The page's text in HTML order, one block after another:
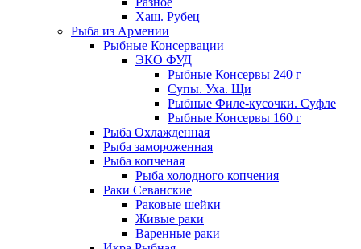
Хаш. Рубец
Рыба из Армении
Рыбные Консервации
ЭКО ФУД
Рыбные Консервы 240 г
Супы. Уха. Щи
Рыбные Филе-кусочки. Суфле
Рыбные Консервы 160 г
Рыба Охлажденная
Рыба замороженная
Рыба копченая
Рыба холодного копчения
Раки Севанские
Раковые шейки
Живые раки
Варенные раки